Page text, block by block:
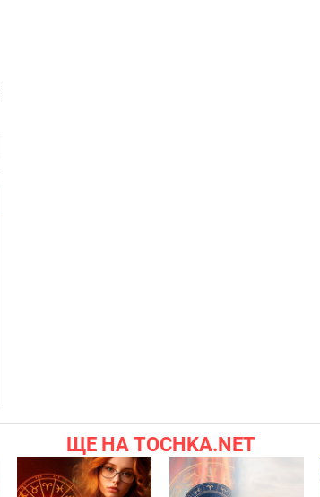
ЩЕ НА TOCHKA.NET